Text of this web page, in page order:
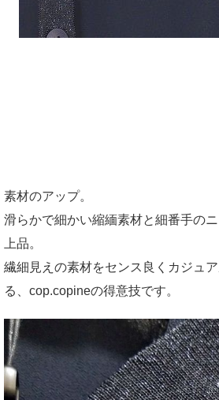
素材のアップ。
滑らかで細かい縮緬素材と細番手の
上品。
繊細見えの素材をセンス良くカジュ
る、cop.copineの得意技です。